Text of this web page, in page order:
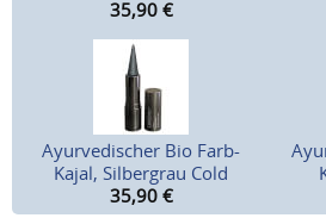
35,90 €
Ayurvedischer Bio Farb-
Kajal, Silbergrau Cold
35,90 €